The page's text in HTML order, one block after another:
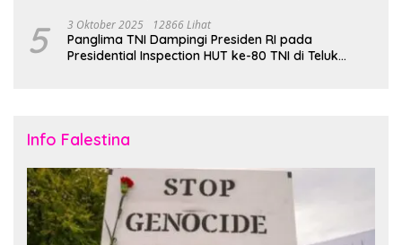
5 3 Oktober 2025 12866 Lihat
Panglima TNI Dampingi Presiden RI pada
Presidential Inspection HUT ke-80 TNI di Teluk
Info Falestina